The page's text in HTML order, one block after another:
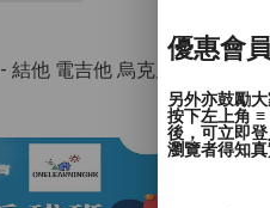
- 結他 電吉他 烏克麗麗
優惠會
另外亦鼓勵
按下左上角
後，可立即
瀏覽者得知真